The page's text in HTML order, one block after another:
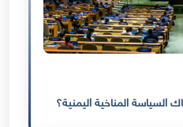
المناخية اليمنية؟